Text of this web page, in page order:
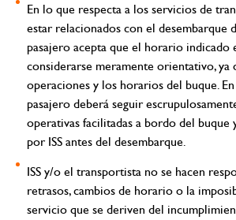
En lo que respecta a los servicios de
estar relacionados con el desembarque
pasajero acepta que el horario indicado
considerarse meramente orientativo, ya
operaciones y los horarios del buque. En
pasajero deberá seguir
operativas facilitadas a bordo del buque
por ISS antes del desembarque.
ISS y/o el transportista no se hacen
retrasos, cambios de horario o la
servicio que se deriven del